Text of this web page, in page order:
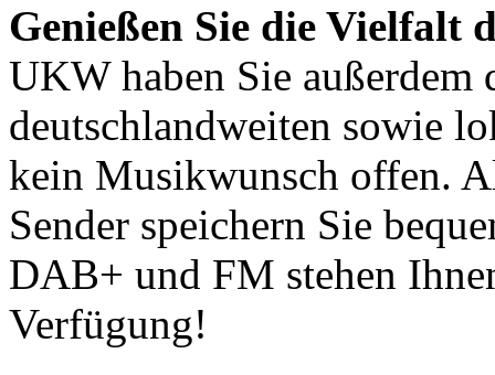
Genießen Sie die Vielfalt
UKW haben Sie
deutschlandweiten sowie
kein Musikwunsch offen.
Sender speichern Sie
DAB+ und FM stehen
Verfügung!